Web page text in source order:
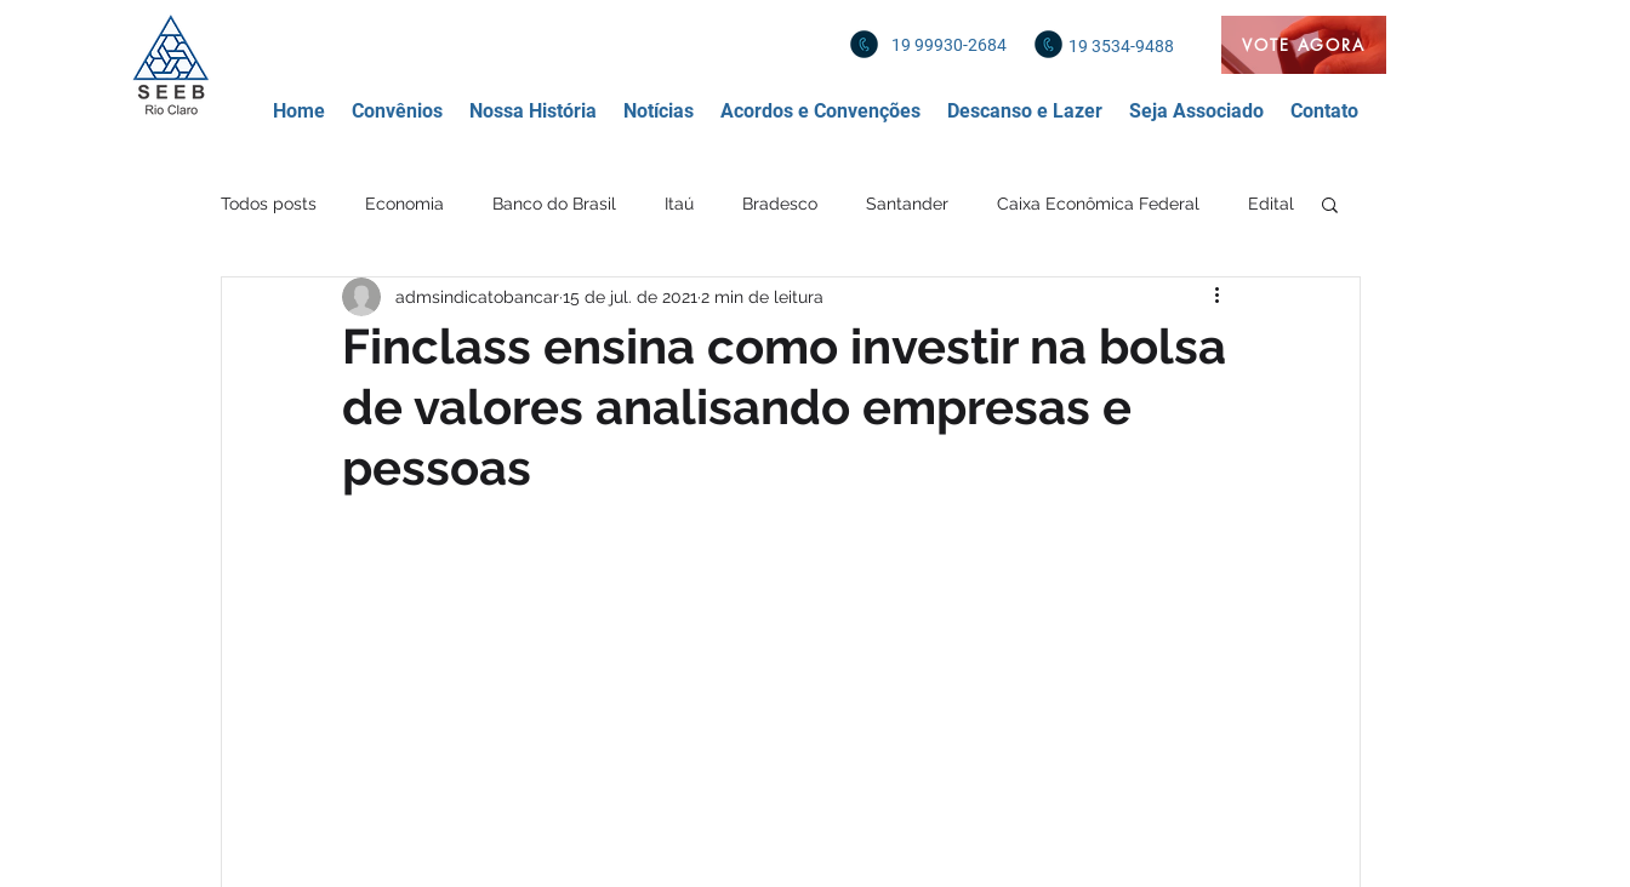
19 99930-2684 19 3534-9488 VOTE AGORA
Home Convênios Nossa História Notícias Acordos e Convenções Descanso e Lazer Seja Associado Contato
Todos posts Economia Banco do Brasil Itaú Bradesco Santander Caixa Econômica Federal Edital
Movimento Sindical Educação Financeira Diversos Mercado de Trabalho Segurança Bancária
Banco Mercantil Certificados profissionais Imposto de renda IR Imposto Renda
Criptomoeda
Finclass ensina como investir na bolsa
de valores analisando empresas e
pessoas
admsindicatobancar15 de jul. de 2021 2 min de leitura